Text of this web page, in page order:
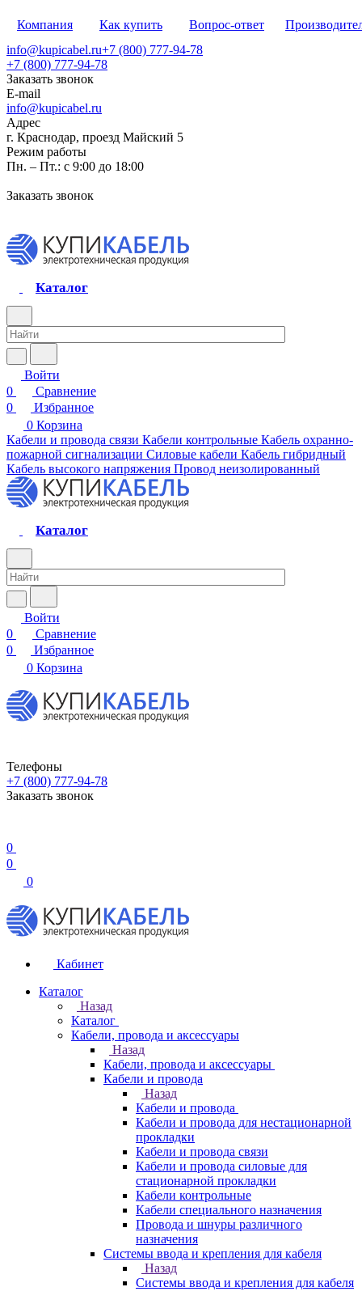
Компания Как купить Вопрос-ответ
info@kupicabel.ru+7 (800) 777-94-78
+7 (800) 777-94-78
Заказать звонок
E-mail
info@kupicabel.ru
Адрес
г. Краснодар, проезд Майский 5
Режим работы
Пн. – Пт.: с 9:00 до 18:00
Заказать звонок
Каталог
Войти
0
Сравнение
0
Избранное
0 Корзина
Кабели и провода связи Кабели контрольные Кабель охранно-
пожарной сигнализации Силовые кабели Кабель гибридный
Кабель высокого напряжения Провод неизолированный
Каталог
Войти
0
Сравнение
0
Избранное
0 Корзина
Телефоны
+7 (800) 777-94-78
Заказать звонок
0
0
0
Кабинет
Каталог
Назад
Каталог
Кабели, провода и аксессуары
Назад
Кабели, провода и аксессуары
Кабели и провода
Назад
Кабели и провода
Кабели и провода для нестационарной
прокладки
Кабели и провода связи
Кабели и провода силовые для
стационарной прокладки
Кабели контрольные
Кабели специального назначения
Провода и шнуры различного
назначения
Системы ввода и крепления для кабеля
Назад
Системы ввода и крепления для кабеля